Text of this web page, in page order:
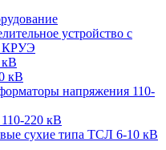
устройство с
КРУЭ
кВ
кВ
напряжения 110-
220 кВ
сухие типа ТСЛ 6-10 кВ